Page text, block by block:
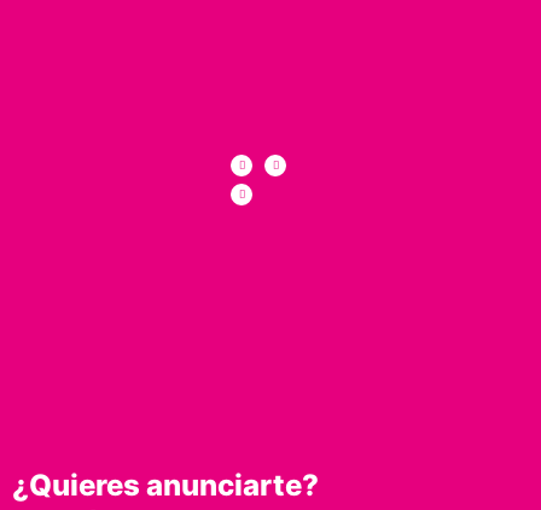
¿Quieres anunciarte?